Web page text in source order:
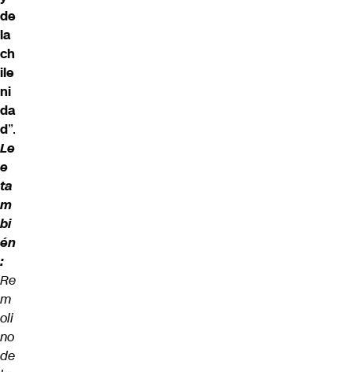
de
la
ch
ile
ni
da
d”.
Le
e
ta
m
bi
én
:
Re
m
oli
no
de